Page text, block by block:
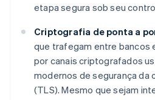
etapa segura sob seu
Criptografia de ponta a
que trafegam entre bancos
por canais criptografados
modernos de segurança da
(TLS). Mesmo que sejam